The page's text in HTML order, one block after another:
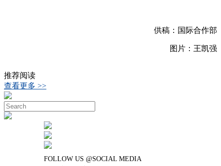
供稿：国际合作部
图片：王凯强
推荐阅读
查看更多 >>
FOLLOW US @SOCIAL MEDIA